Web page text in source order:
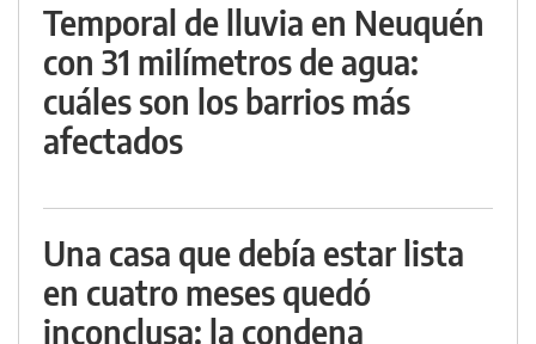
Temporal de lluvia en Neuquén
con 31 milímetros de agua:
cuáles son los barrios más
afectados
Una casa que debía estar lista
en cuatro meses quedó
inconclusa: la condena